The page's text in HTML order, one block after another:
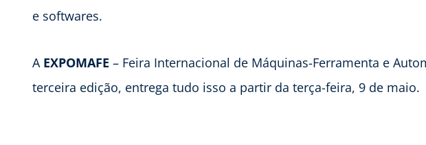
e softwares.
A EXPOMAFE – Feira Internacional de Máquinas-Ferramenta e
terceira edição, entrega tudo isso a partir da terça-feira, 9 de maio.